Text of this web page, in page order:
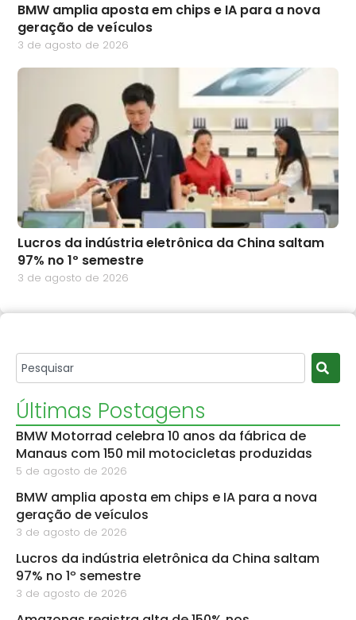
BMW amplia aposta em chips e IA para a nova
geração de veículos
3 de agosto de 2026
Lucros da indústria eletrônica da China saltam
97% no 1º semestre
3 de agosto de 2026
Últimas Postagens
BMW Motorrad celebra 10 anos da fábrica de
Manaus com 150 mil motocicletas produzidas
5 de agosto de 2026
BMW amplia aposta em chips e IA para a nova
geração de veículos
3 de agosto de 2026
Lucros da indústria eletrônica da China saltam
97% no 1º semestre
3 de agosto de 2026